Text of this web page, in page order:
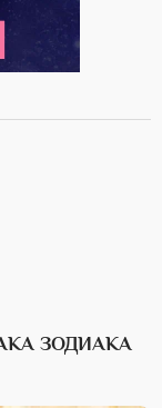
ЗОДИАКА